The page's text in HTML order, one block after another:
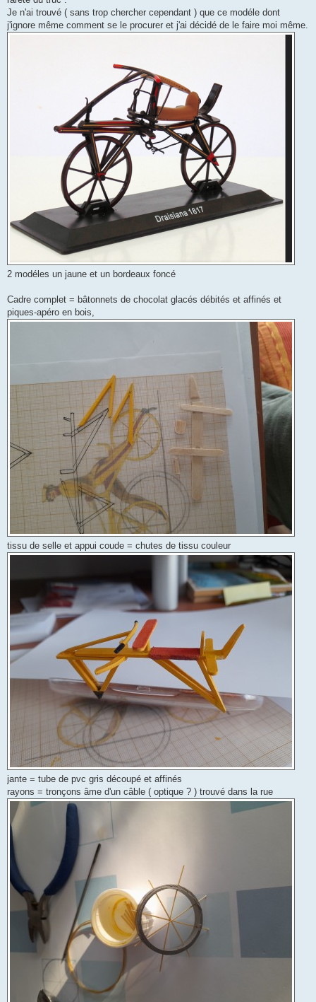
Je n'ai trouvé ( sans trop chercher cependant ) que ce modéle dont
j'ignore même comment se le procurer et j'ai décidé de le faire moi même.
2 modéles un jaune et un bordeaux foncé
Cadre complet = bâtonnets de chocolat glacés débités et affinés et
piques-apéro en bois,
tissu de selle et appui coude = chutes de tissu couleur
jante = tube de pvc gris découpé et affinés
rayons = tronçons âme d'un câble ( optique ? ) trouvé dans la rue